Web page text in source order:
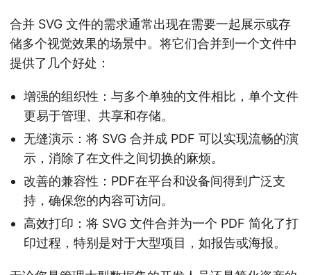
合并 SVG 文件的需求通常出现在需要一起展示或存
储多个视觉效果的场景中。将它们合并到一个文件中
提供了几个好处：
增强的组织性：与多个单独的文件相比，单个文件
更易于管理、共享和存储。
无缝演示：将 SVG 合并成 PDF 可以实现流畅的演
示，消除了在文件之间切换的麻烦。
改善的兼容性：PDF在平台和设备间得到广泛支
持，确保您的内容可访问。
高效打印：将 SVG 文件合并为一个 PDF 简化了打
印过程，特别是对于大型项目，如报告或海报。